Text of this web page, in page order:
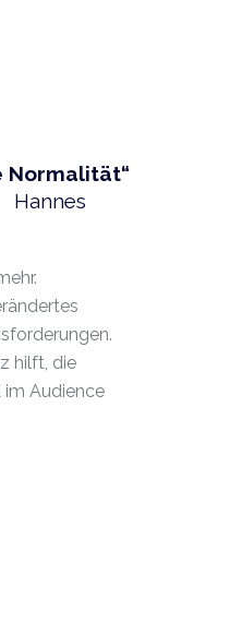
Normalität“
Hannes
hilft, die
im Audience